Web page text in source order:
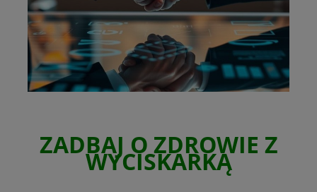
ZADBAJ O ZDROWIE Z
WYCISKARKĄ